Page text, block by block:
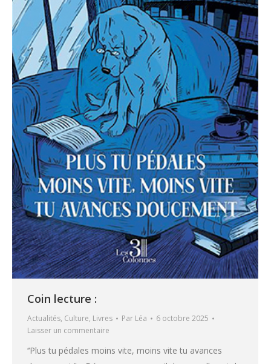
Coin lecture :
Actualités, Culture, Livres Par Léa
6 octobre 2025
Laisser un commentaire
‘‘Plus tu pédales moins vite, moins vite tu avances